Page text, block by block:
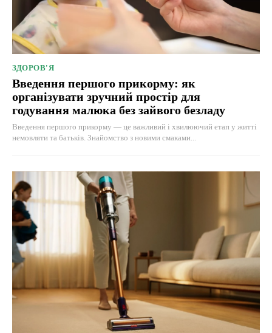
ЗДОРОВ'Я
Введення першого прикорму: як
організувати зручний простір для
годування малюка без зайвого безладу
Введення першого прикорму — це важливий і хвилюючий етап у житті
немовляти та батьків. Знайомство з новими смаками...